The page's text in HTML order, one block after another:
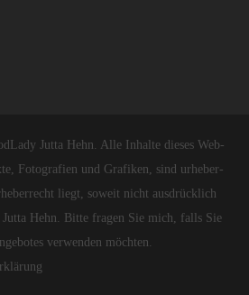
Jutta Hehn. Alle In­hal­te die­ses Web­
Fo­to­gra­fi­en und Gra­fi­ken, sind ur­he­ber­
liegt, so­weit nicht aus­drück­lich
Jutta Hehn. Bitte fra­gen Sie mich, falls Sie
ver­wen­den möch­ten.